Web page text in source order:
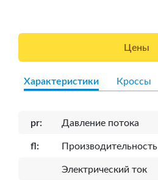
Цены
Характеристики Кроссы
pr: Давление потока
fl: Производительность
Электрический ток